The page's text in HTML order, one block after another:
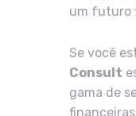
um futuro
Se você
Consult
gama de